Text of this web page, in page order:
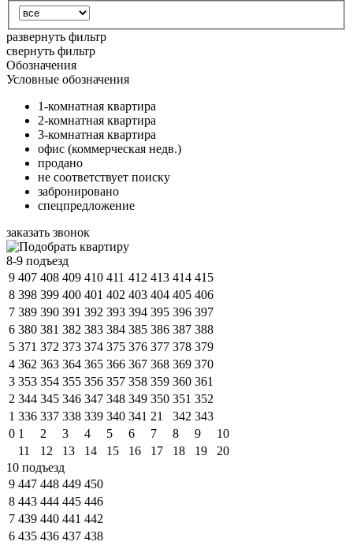
развернуть фильтр
свернуть фильтр
Обозначения
Условные обозначения
1-комнатная квартира
2-комнатная квартира
3-комнатная квартира
офис (коммерческая недв.)
продано
не соответствует поиску
забронировано
спецпредложение
заказать звонок
8-9 подъезд
9 407 408 409 410 411 412 413 414 415
8 398 399 400 401 402 403 404 405 406
7 389 390 391 392 393 394 395 396 397
6 380 381 382 383 384 385 386 387 388
5 371 372 373 374 375 376 377 378 379
4 362 363 364 365 366 367 368 369 370
3 353 354 355 356 357 358 359 360 361
2 344 345 346 347 348 349 350 351 352
1 336 337 338 339 340 341 21 342 343
0 1 2 3 4 5 6 7 8 9
10
11
12 13 14 15 16 17 18 19
20
10 подъезд
9 447 448 449 450
8 443 444 445 446
7 439 440 441 442
6 435 436 437 438